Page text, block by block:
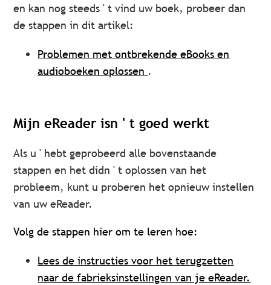
en kan nog steeds ' t vind uw boek, probeer dan
de stappen in dit artikel:
Problemen met ontbrekende eBooks en
audioboeken oplossen .
Mijn eReader isn ' t goed werkt
Als u ' hebt geprobeerd alle bovenstaande
stappen en het didn ' t oplossen van het
probleem, kunt u proberen het opnieuw instellen
van uw eReader.
Volg de stappen hier om te leren hoe:
Lees de instructies voor het terugzetten
naar de fabrieksinstellingen van je eReader.